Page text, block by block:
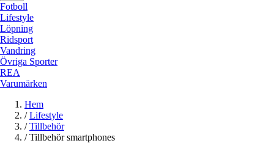
Fotboll
Lifestyle
Löpning
Ridsport
Vandring
Övriga Sporter
REA
Varumärken
Hem
/ Lifestyle
/ Tillbehör
/ Tillbehör smartphones